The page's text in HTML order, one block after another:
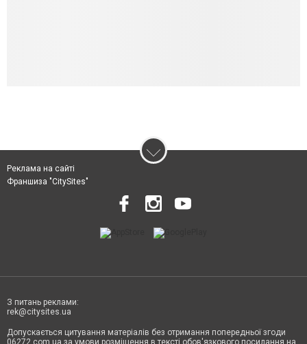
Реклама на сайті
Франшиза "CitySites"
З питань реклами:
rek@citysites.ua
Допускається цитування матеріалів без отримання попередньої згоди
06272.com.ua за умови розміщення в тексті обов'язкового посилання на